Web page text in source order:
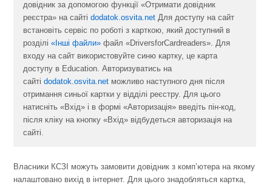
довідник за допомогою функції «Отримати довідник
реєстра» на сайтіdodatok.osvita.net Для доступу на сайт
встановіть сервіс по роботі з карткою, який доступний в
розділі«Інші файли» файл «DriversforCardreaders». Для
входу на сайт використовуйте синю картку, це карта
доступу в Education. Авторизуватись на
сайтіdodatok.osvita.net можливо наступного дня після
отримання синьої картки у відділі реєстру. Для цього
натисніть «Вхід» і в формі «Авторизація» введіть пін-код,
після кліку на кнопку «Вхід» відбудеться авторизація на
сайті.
Власники КСЗІ можуть замовити довідник з комп’ютера на якому
налаштовано вихід в інтернет. Для цього знадобляться картка,